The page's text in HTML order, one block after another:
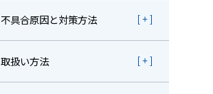
不具合原因と対策方法
取扱い方法